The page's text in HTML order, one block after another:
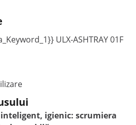
ULX-ASHTRAY 01F
igienic: scrumiera